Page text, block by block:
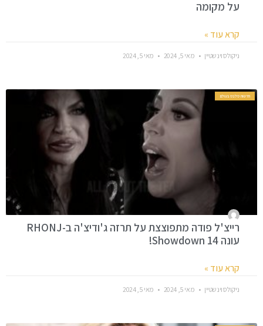
על מקומה
קרא עוד »
ניקולס וינשטיין מאי 5, 2024 מאי 5, 2024
חדשות סלבס בעולם
רייצ'ל פודה מתפוצצת על תרזה ג'ודיצ'ה ב-RHONJ
עונה 14 Showdown!
קרא עוד »
ניקולס וינשטיין מאי 5, 2024 מאי 5, 2024